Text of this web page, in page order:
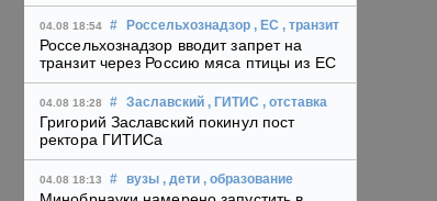
04.08 18:54 # Россельхознадзор , ЕС , транзит
Россельхознадзор вводит запрет на
транзит через Россию мяса птицы из ЕС
04.08 18:28 # Заславский , ГИТИС , отставка
Григорий Заславский покинул пост
ректора ГИТИСа
04.08 18:13 # вузы , дети , образование